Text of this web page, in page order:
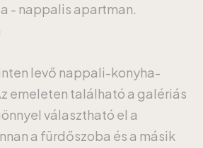
- nappalis apartman.
levő nappali-konyha-
emeleten található a galériás
választható el a
a fürdőszoba és a másik